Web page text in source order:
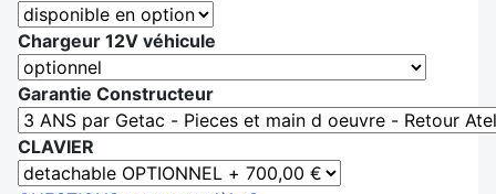
Chargeur 12V véhicule
Garantie Constructeur
CLAVIER